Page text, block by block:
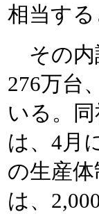
相当する
その内
276万台
いる。
は、4月
の生産
は、